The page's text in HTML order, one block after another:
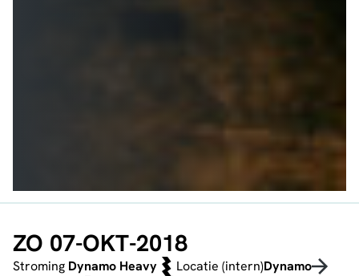
ZO 07-OKT-2018
Stroming Dynamo Heavy Locatie (intern)Dynamo